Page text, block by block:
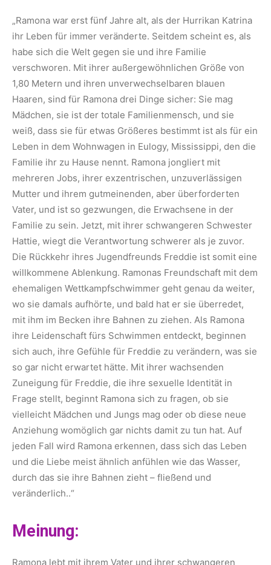
„Ramona war erst fünf Jahre alt, als der Hurrikan Katrina
ihr Leben für immer veränderte. Seitdem scheint es, als
habe sich die Welt gegen sie und ihre Familie
verschworen. Mit ihrer außergewöhnlichen Größe von
1,80 Metern und ihren unverwechselbaren blauen
Haaren, sind für Ramona drei Dinge sicher: Sie mag
Mädchen, sie ist der totale Familienmensch, und sie
weiß, dass sie für etwas Größeres bestimmt ist als für ein
Leben in dem Wohnwagen in Eulogy, Mississippi, den die
Familie ihr zu Hause nennt. Ramona jongliert mit
mehreren Jobs, ihrer exzentrischen, unzuverlässigen
Mutter und ihrem gutmeinenden, aber überforderten
Vater, und ist so gezwungen, die Erwachsene in der
Familie zu sein. Jetzt, mit ihrer schwangeren Schwester
Hattie, wiegt die Verantwortung schwerer als je zuvor.
Die Rückkehr ihres Jugendfreunds Freddie ist somit eine
willkommene Ablenkung. Ramonas Freundschaft mit dem
ehemaligen Wettkampfschwimmer geht genau da weiter,
wo sie damals aufhörte, und bald hat er sie überredet,
mit ihm im Becken ihre Bahnen zu ziehen. Als Ramona
ihre Leidenschaft fürs Schwimmen entdeckt, beginnen
sich auch, ihre Gefühle für Freddie zu verändern, was sie
so gar nicht erwartet hätte. Mit ihrer wachsenden
Zuneigung für Freddie, die ihre sexuelle Identität in
Frage stellt, beginnt Ramona sich zu fragen, ob sie
vielleicht Mädchen und Jungs mag oder ob diese neue
Anziehung womöglich gar nichts damit zu tun hat. Auf
jeden Fall wird Ramona erkennen, dass sich das Leben
und die Liebe meist ähnlich anfühlen wie das Wasser,
durch das sie ihre Bahnen zieht – fließend und
veränderlich..“
Meinung:
Ramona lebt mit ihrem Vater und ihrer schwangeren